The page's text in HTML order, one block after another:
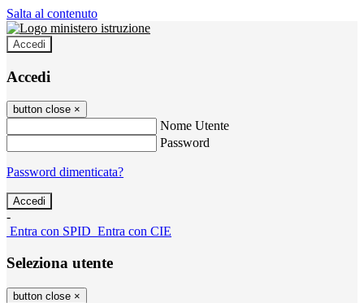
Salta al contenuto
Accedi
Accedi
button close ×
Nome Utente
Password
Password dimenticata?
-
Entra con SPID Entra con CIE
Seleziona utente
button close ×